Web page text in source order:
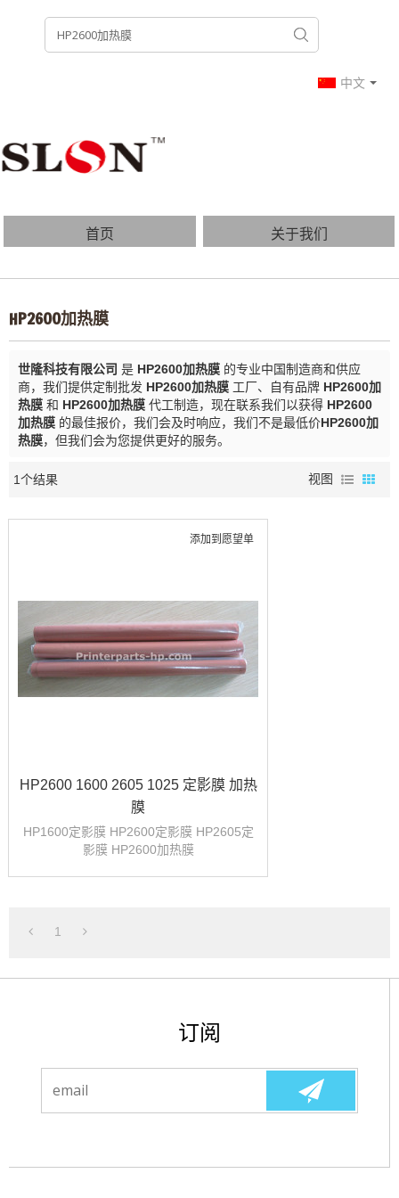
中文
首页 关于我们
产品列表 博客
常见问题
HP2600加热膜
世隆科技有限公司 是 HP2600加热膜 的专业中国制造商和供应
商，我们提供定制批发 HP2600加热膜 工厂、自有品牌 HP2600加
热膜 和 HP2600加热膜 代工制造，现在联系我们以获得 HP2600
加热膜 的最佳报价，我们会及时响应，我们不是最低价HP2600加
热膜，但我们会为您提供更好的服务。
1个结果 视图
添加到愿望单
HP2600 1600 2605 1025 定影膜 加热
膜
HP1600定影膜 HP2600定影膜 HP2605定
影膜 HP2600加热膜
1
订阅